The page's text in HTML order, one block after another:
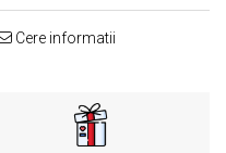
Cere informatii